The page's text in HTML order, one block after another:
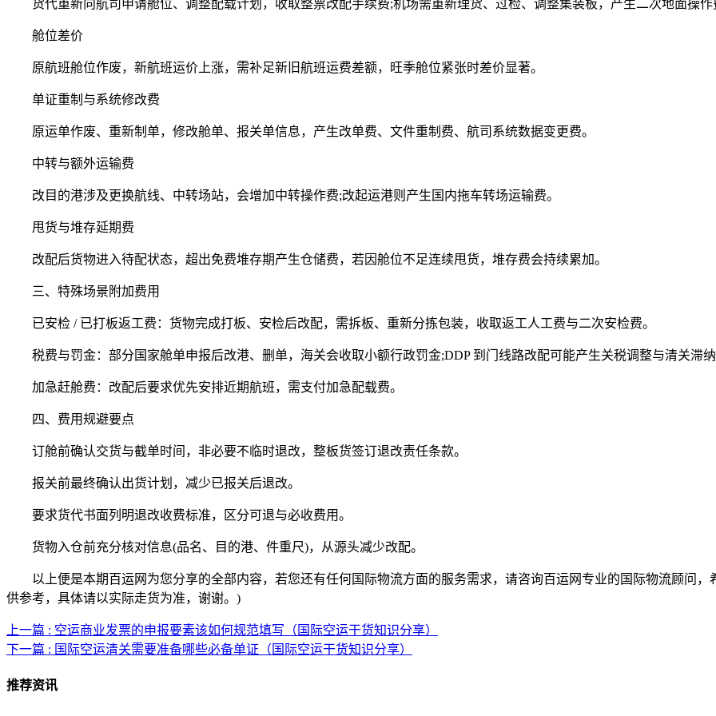
货代重新向航司申请舱位、调整配载计划，收取整票改配手续费;机场需重新理货、过检、调整集装板，产生二次地面操作
舱位差价
原航班舱位作废，新航班运价上涨，需补足新旧航班运费差额，旺季舱位紧张时差价显著。
单证重制与系统修改费
原运单作废、重新制单，修改舱单、报关单信息，产生改单费、文件重制费、航司系统数据变更费。
中转与额外运输费
改目的港涉及更换航线、中转场站，会增加中转操作费;改起运港则产生国内拖车转场运输费。
甩货与堆存延期费
改配后货物进入待配状态，超出免费堆存期产生仓储费，若因舱位不足连续甩货，堆存费会持续累加。
三、特殊场景附加费用
已安检 / 已打板返工费：货物完成打板、安检后改配，需拆板、重新分拣包装，收取返工人工费与二次安检费。
税费与罚金：部分国家舱单申报后改港、删单，海关会收取小额行政罚金;DDP 到门线路改配可能产生关税调整与清关滞纳
加急赶舱费：改配后要求优先安排近期航班，需支付加急配载费。
四、费用规避要点
订舱前确认交货与截单时间，非必要不临时退改，整板货签订退改责任条款。
报关前最终确认出货计划，减少已报关后退改。
要求货代书面列明退改收费标准，区分可退与必收费用。
货物入仓前充分核对信息(品名、目的港、件重尺)，从源头减少改配。
以上便是本期百运网为您分享的全部内容，若您还有任何国际物流方面的服务需求，请咨询百运网专业的国际物流顾问，
供参考，具体请以实际走货为准，谢谢。)
上一篇 : 空运商业发票的申报要素该如何规范填写（国际空运干货知识分享）
下一篇 : 国际空运清关需要准备哪些必备单证（国际空运干货知识分享）
推荐资讯